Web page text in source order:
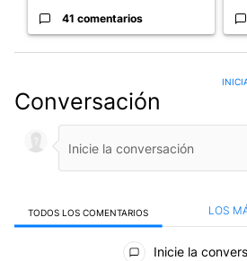
41 comentarios
Conversación
TODOS LOS COMENTARIOS LOS
Todos los comentarios
Inicie la